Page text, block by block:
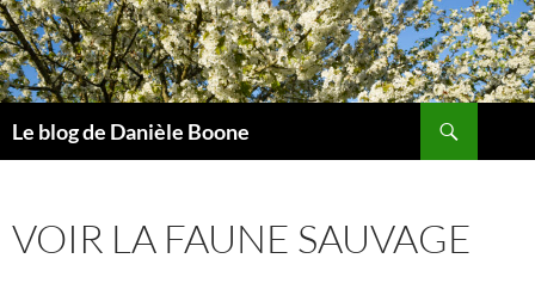
Aller
au
contenu
Le blog de Danièle Boone
VOIR LA FAUNE SAUVAGE